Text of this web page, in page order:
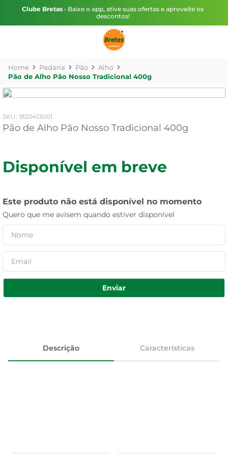
Clube Bretas • Baixe o app, ative suas ofertas e aproveite os
descontos!
Padaria Pão
Alho
Pão de Alho Pão Nosso Tradicional 400g
: 1820413001
Pão de Alho Pão Nosso Tradicional 400g
Disponível em breve
Este produto não está disponível no momento
Quero que me avisem quando estiver disponível
Enviar
Descrição Características